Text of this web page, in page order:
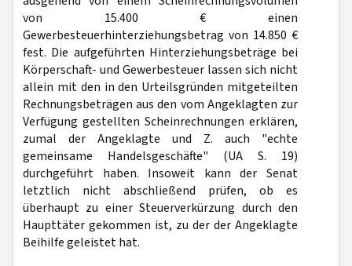
von 15.400 € einen
Gewerbesteuerhinterziehungsbetrag von 14.850 €
fest. Die aufgeführten Hinterziehungsbeträge bei
Körperschaft- und Gewerbesteuer lassen sich nicht
allein mit den in den Urteilsgründen mitgeteilten
Rechnungsbeträgen aus den vom Angeklagten zur
Verfügung gestellten Scheinrechnungen erklären,
zumal der Angeklagte und Z. auch "echte
gemeinsame Handelsgeschäfte" (UA S. 19)
durchgeführt haben. Insoweit kann der Senat
letztlich nicht abschließend prüfen, ob es
überhaupt zu einer Steuerverkürzung durch den
Haupttäter gekommen ist, zu der der Angeklagte
Beihilfe geleistet hat.